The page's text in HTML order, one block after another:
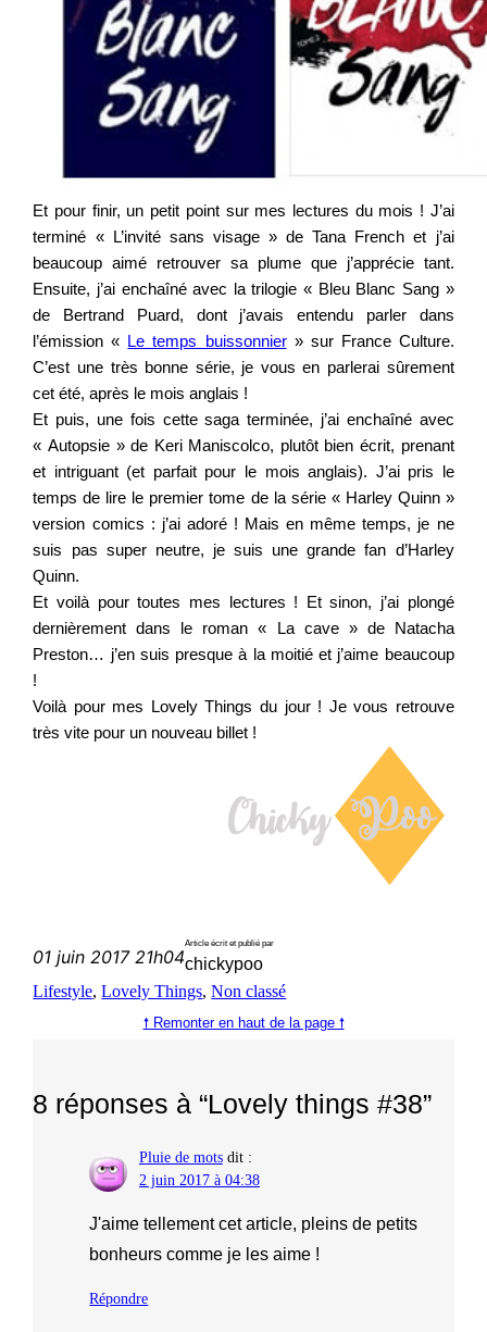
Et pour finir, un petit point sur mes lectures du mois ! J’ai
terminé « L’invité sans visage » de Tana French et j’ai
beaucoup aimé retrouver sa plume que j’apprécie tant.
Ensuite, j’ai enchaîné avec la trilogie « Bleu Blanc Sang »
de Bertrand Puard, dont j’avais entendu parler dans
l’émission « Le temps buissonnier» sur France Culture.
C’est une très bonne série, je vous en parlerai sûrement
cet été, après le mois anglais !
Et puis, une fois cette saga terminée, j’ai enchaîné avec
« Autopsie » de Keri Maniscolco, plutôt bien écrit, prenant
et intriguant (et parfait pour le mois anglais). J’ai pris le
temps de lire le premier tome de la série « Harley Quinn »
version comics : j’ai adoré ! Mais en même temps, je ne
suis pas super neutre, je suis une grande fan d’Harley
Quinn.
Et voilà pour toutes mes lectures ! Et sinon, j’ai plongé
dernièrement dans le roman « La cave » de Natacha
Preston… j’en suis presque à la moitié et j’aime beaucoup
!
Voilà pour mes Lovely Things du jour ! Je vous retrouve
très vite pour un nouveau billet !
01 juin 2017 21h04
Article écrit et publié par
chickypoo
Lifestyle, Lovely Things, Non classé
🠕 Remonter en haut de la page 🠕
8 réponses à “Lovely things #38”
Pluie de mots dit :
2 juin 2017 à 04:38
J'aime tellement cet article, pleins de petits
bonheurs comme je les aime !
Répondre